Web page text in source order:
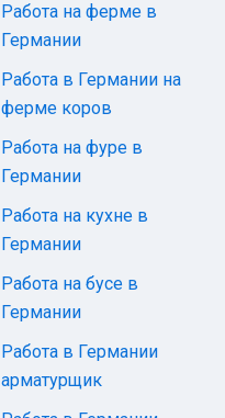
Работа на ферме в
Германии
Работа в Германии на
ферме коров
Работа на фуре в
Германии
Работа на кухне в
Германии
Работа на бусе в
Германии
Работа в Германии
арматурщик